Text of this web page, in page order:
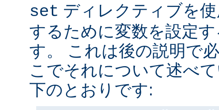
set ディレクティブを
するために変数を設定
す。 これは後の説明で
こでそれについて述べ
下のとおりです: